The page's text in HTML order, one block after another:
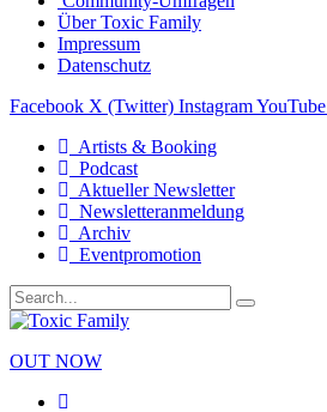
Über Toxic Family
Impressum
Datenschutz
Facebook X (Twitter) InstagramYouTube
Artists & Booking
Podcast
Aktueller Newsletter
Newsletteranmeldung
Archiv
Eventpromotion
OUT NOW